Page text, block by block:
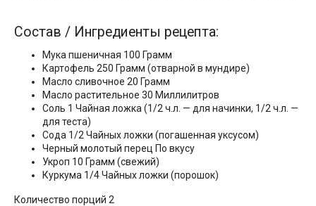
Состав / Ингредиенты рецепта:
Мука пшеничная 100 Грамм
Картофель 250 Грамм (отварной в мундире)
Масло сливочное 20 Грамм
Масло растительное 30 Миллилитров
Соль 1 Чайная ложка (1/2 ч.л. — для начинки, 1/2 ч.л. —
для теста)
Сода 1/2 Чайных ложки (погашенная уксусом)
Черный молотый перец По вкусу
Укроп 10 Грамм (свежий)
Куркума 1/4 Чайных ложки (порошок)
Количество порций 2